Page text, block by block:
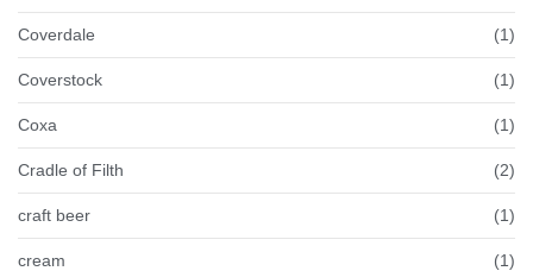
Coverdale (1)
Coverstock (1)
Coxa (1)
Cradle of Filth (2)
craft beer (1)
cream (1)